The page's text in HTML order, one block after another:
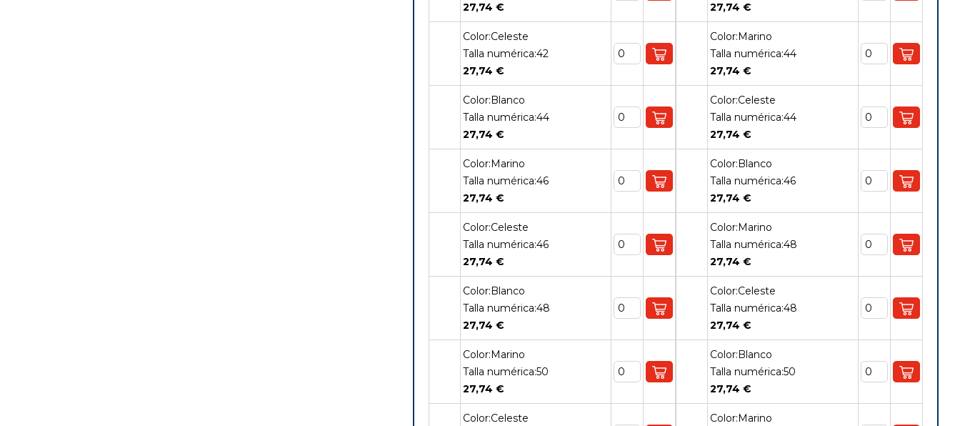
27,74 €
27,74 €
Color:Celeste
Talla numérica:42
27,74 €
Color:Marino
Talla numérica:44
27,74 €
Color:Blanco
Talla numérica:44
27,74 €
Color:Celeste
Talla numérica:44
27,74 €
Color:Marino
Talla numérica:46
27,74 €
Color:Blanco
Talla numérica:46
27,74 €
Color:Celeste
Talla numérica:46
27,74 €
Color:Marino
Talla numérica:48
27,74 €
Color:Blanco
Talla numérica:48
27,74 €
Color:Celeste
Talla numérica:48
27,74 €
Color:Marino
Talla numérica:50
27,74 €
Color:Blanco
Talla numérica:50
27,74 €
Color:Celeste
Color:Marino